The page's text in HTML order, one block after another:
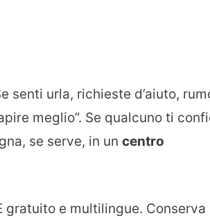
senti urla, richieste d’aiuto,
meglio”. Se qualcuno ti
se serve, in un centro
gratuito e multilingue. Conserva